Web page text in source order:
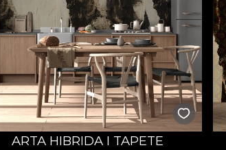
ARTA HIBRIDA I TAPETE